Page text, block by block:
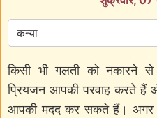
किसी भी गलती को नकारने
प्रियजन आपकी परवाह करते हैं
आपकी मदद कर सकते हैं। अगर